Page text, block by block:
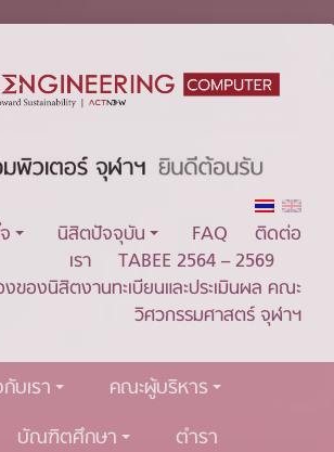
นิสิตปัจจุบัน FAQ
ติดต่อ
เรา
TABEE 2564 – 2569
งของนิสิตงานทะเบียนและประเมินผล คณะ
วิศวกรรมศาสตร์ จุฬาฯ
บเรา
คณะผู้บริหาร
บัณฑิตศึกษา
ตำรา